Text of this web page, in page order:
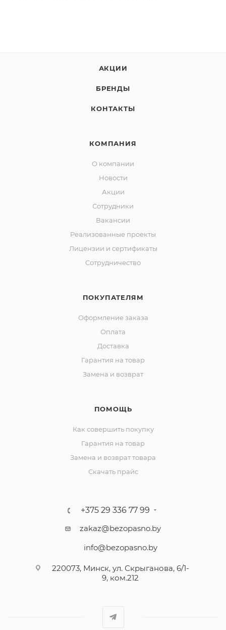
АКЦИИ
БРЕНДЫ
КОНТАКТЫ
КОМПАНИЯ
О компании
Новости
Акции
Сотрудники
Вакансии
Реализованные проекты
Лицензии и сертификаты
Сотрудничество
ПОКУПАТЕЛЯМ
Оформление заказа
Оплата
Доставка
Гарантия на товар
Замена и возврат
ПОМОЩЬ
Как совершить покупку
Гарантия на товар
Замена и возврат товара
Скачать прайс
+375 29 336 77 99
zakaz@bezopasno.by
info@bezopasno.by
220073, Минск, ул. Скрыганова, 6/1-
9, ком.212